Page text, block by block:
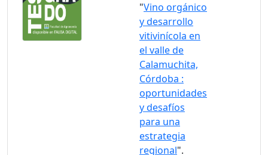
"Vino orgánico
y desarrollo
vitivinícola en
el valle de
Calamuchita,
Córdoba :
oportunidades
y desafíos
para una
estrategia
regional".